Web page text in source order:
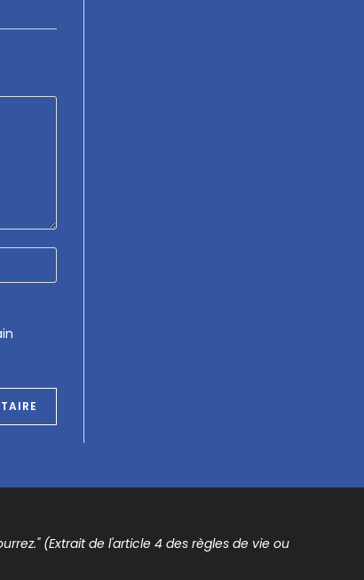
(Extrait de l'article 4 des règles de vie ou